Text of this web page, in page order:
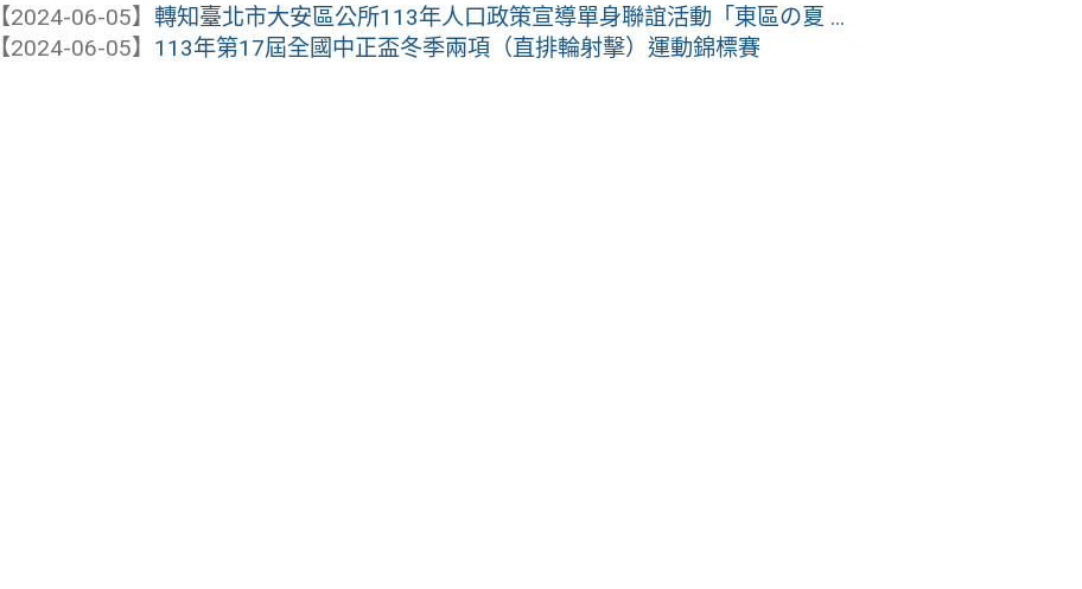
【2024-06-05】轉知臺北市大安區公所113年人口政策宣導單身聯誼活動「東區の夏 ...
【2024-06-05】 113年第17屆全國中正盃冬季兩項（直排輪射擊）運動錦標賽